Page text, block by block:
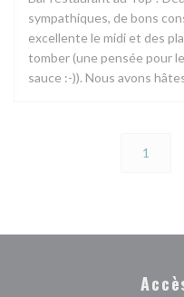
sympathiques, de bons
excellente le midi et des
tomber (une pensée pour
sauce :-)). Nous avons
1